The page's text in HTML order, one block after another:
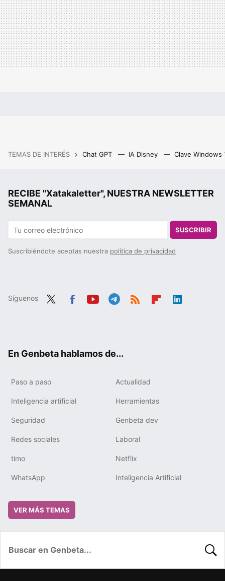
TEMAS DE INTERÉS Chat GPT IA Disney Clave Windows
RECIBE "Xatakaletter", NUESTRA NEWSLETTER
SEMANAL
SUSCRIBIR
Suscribiéndote aceptas nuestra política de privacidad
Síguenos
En Genbeta hablamos de...
Paso a paso Actualidad
Inteligencia artificial Herramientas
Seguridad Genbeta dev
Redes sociales Laboral
timo Netflix
WhatsApp Inteligencia Artificial
VER MÁS TEMAS